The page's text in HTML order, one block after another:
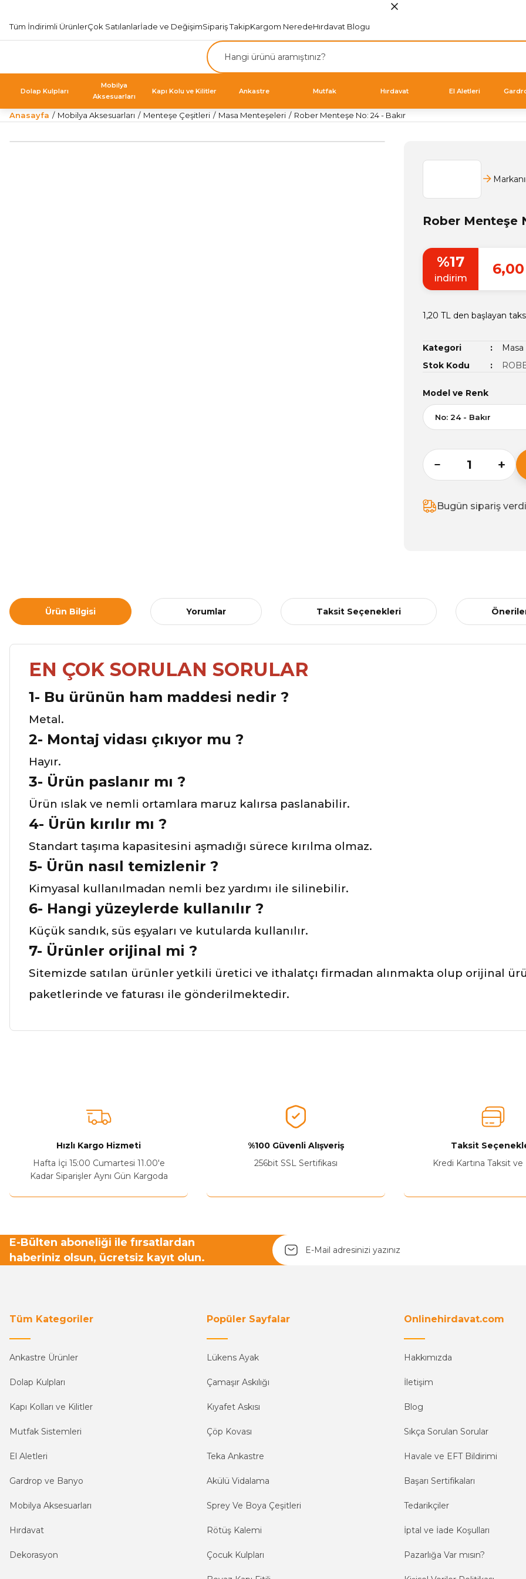
Tüm İndirimli ÜrünlerÇok Satılanlarİade ve DeğişimSipariş TakipKargom NeredeHırdavat Blogu
Dolap Kulpları
Mobilya
Aksesuarları
Kapı Kolu ve Kilitler Ankastre Mutfak Hırdavat El Aletleri
Anasayfa Mobilya Aksesuarları Menteşe Çeşitleri Masa Menteşeleri Rober Menteşe No: 24 - Bakır
Rober Menteşe
%17
indirim
1,20 TL den başlayan
Kategori
Stok Kodu
Model ve Renk
Bugün sipariş
Ürün Bilgisi Yorumlar Taksit Seçenekleri
EN ÇOK SORULAN SORULAR
1- Bu ürünün ham maddesi nedir ?
Metal.
2- Montaj vidası çıkıyor mu ?
Hayır.
3- Ürün paslanır mı ?
Ürün ıslak ve nemli ortamlara maruz kalırsa paslanabilir.
4- Ürün kırılır mı ?
Standart taşıma kapasitesini aşmadığı sürece kırılma olmaz.
5- Ürün nasıl temizlenir ?
Kimyasal kullanılmadan nemli bez yardımı ile silinebilir.
6- Hangi yüzeylerde kullanılır ?
Küçük sandık, süs eşyaları ve kutularda kullanılır.
7- Ürünler orijinal mi ?
Sitemizde satılan ürünler yetkili üretici ve ithalatçı firmadan alınmakta olup orijinal
paketlerinde ve faturası ile gönderilmektedir.
Ürün açıklamasında eksik bilgiler bulunuyor.
Bu ürüne benzer farklı alternatifler olmalı.
Yetkiliye Gönder
Hızlı Kargo Hizmeti
Hafta İçi 15:00 Cumartesi 11.00'e
Kadar Siparişler Aynı Gün Kargoda
%100 Güvenli Alışveriş
256bit SSL Sertifikası
Taksit
Kredi Kartına Taksit ve
E-Bülten aboneliği ile fırsatlardan
haberiniz olsun, ücretsiz kayıt olun.
Tüm Kategoriler
Ankastre Ürünler
Dolap Kulpları
Kapı Kolları ve Kilitler
Mutfak Sistemleri
El Aletleri
Gardrop ve Banyo
Mobilya Aksesuarları
Hırdavat
Dekorasyon
Popüler Sayfalar
Lükens Ayak
Çamaşır Askılığı
Kıyafet Askısı
Çöp Kovası
Teka Ankastre
Akülü Vidalama
Sprey Ve Boya Çeşitleri
Rötüş Kalemi
Çocuk Kulpları
Onlinehirdavat.com
Hakkımızda
İletişim
Blog
Sıkça Sorulan Sorular
Havale ve EFT Bildirimi
Başarı Sertifikaları
Tedarikçiler
İptal ve İade Koşulları
Pazarlığa Var mısın?